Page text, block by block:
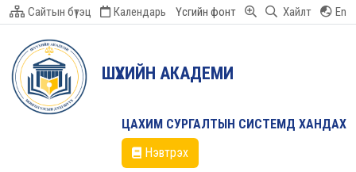
Сайтын бүтэц Календарь Үсгийн фонт Хайлт En
ШҮҮХИЙН АКАДЕМИ
ЦАХИМ СУРГАЛТЫН СИСТЕМД ХАНДАХ
Нэвтрэх